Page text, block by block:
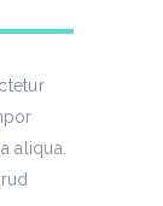
aliqua.